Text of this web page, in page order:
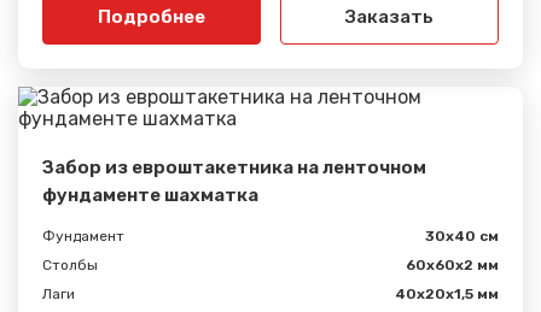
Подробнее Заказать
Забор из евроштакетника на ленточном
фундаменте шахматка
Фундамент
30x40 см
Столбы
60х60х2 мм
Лаги
40х20х1,5 мм